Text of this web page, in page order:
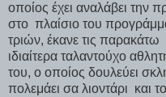
οποίος έχει αναλάβει
στο πλαίσιο του
τριών, έκανε τις παρακάτω
ιδιαίτερα ταλαντούχο
του, ο οποίος δουλεύει
πολεμάει σα λιοντάρι και